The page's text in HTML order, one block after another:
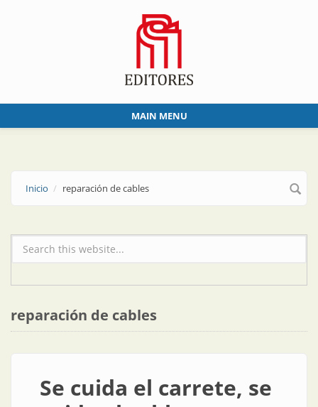
MAIN MENU
Inicio reparación de cables
Formulario de búsqueda
reparación de cables
Se cuida el carrete, se